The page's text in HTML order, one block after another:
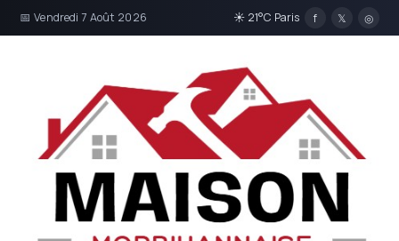
📅 Vendredi 7 Août 2026 ☀ 21°C Paris f 𝕏 ◎